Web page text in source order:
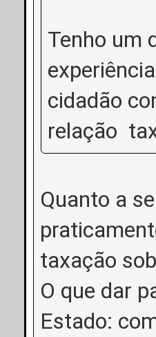
Tenho um
cidadão
relação
Quanto a
taxação
O que dar
Estado: